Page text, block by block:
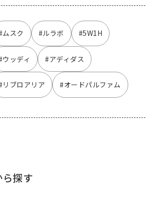
ムスク #ルラボ #5W1H
ウッディ #アディダス
リブロアリア #オードパルファム
探す